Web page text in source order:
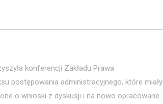
konferencji Zakładu Prawa
postępowania administracyjnego, które miały
o wnioski z dyskusji i na nowo opracowane